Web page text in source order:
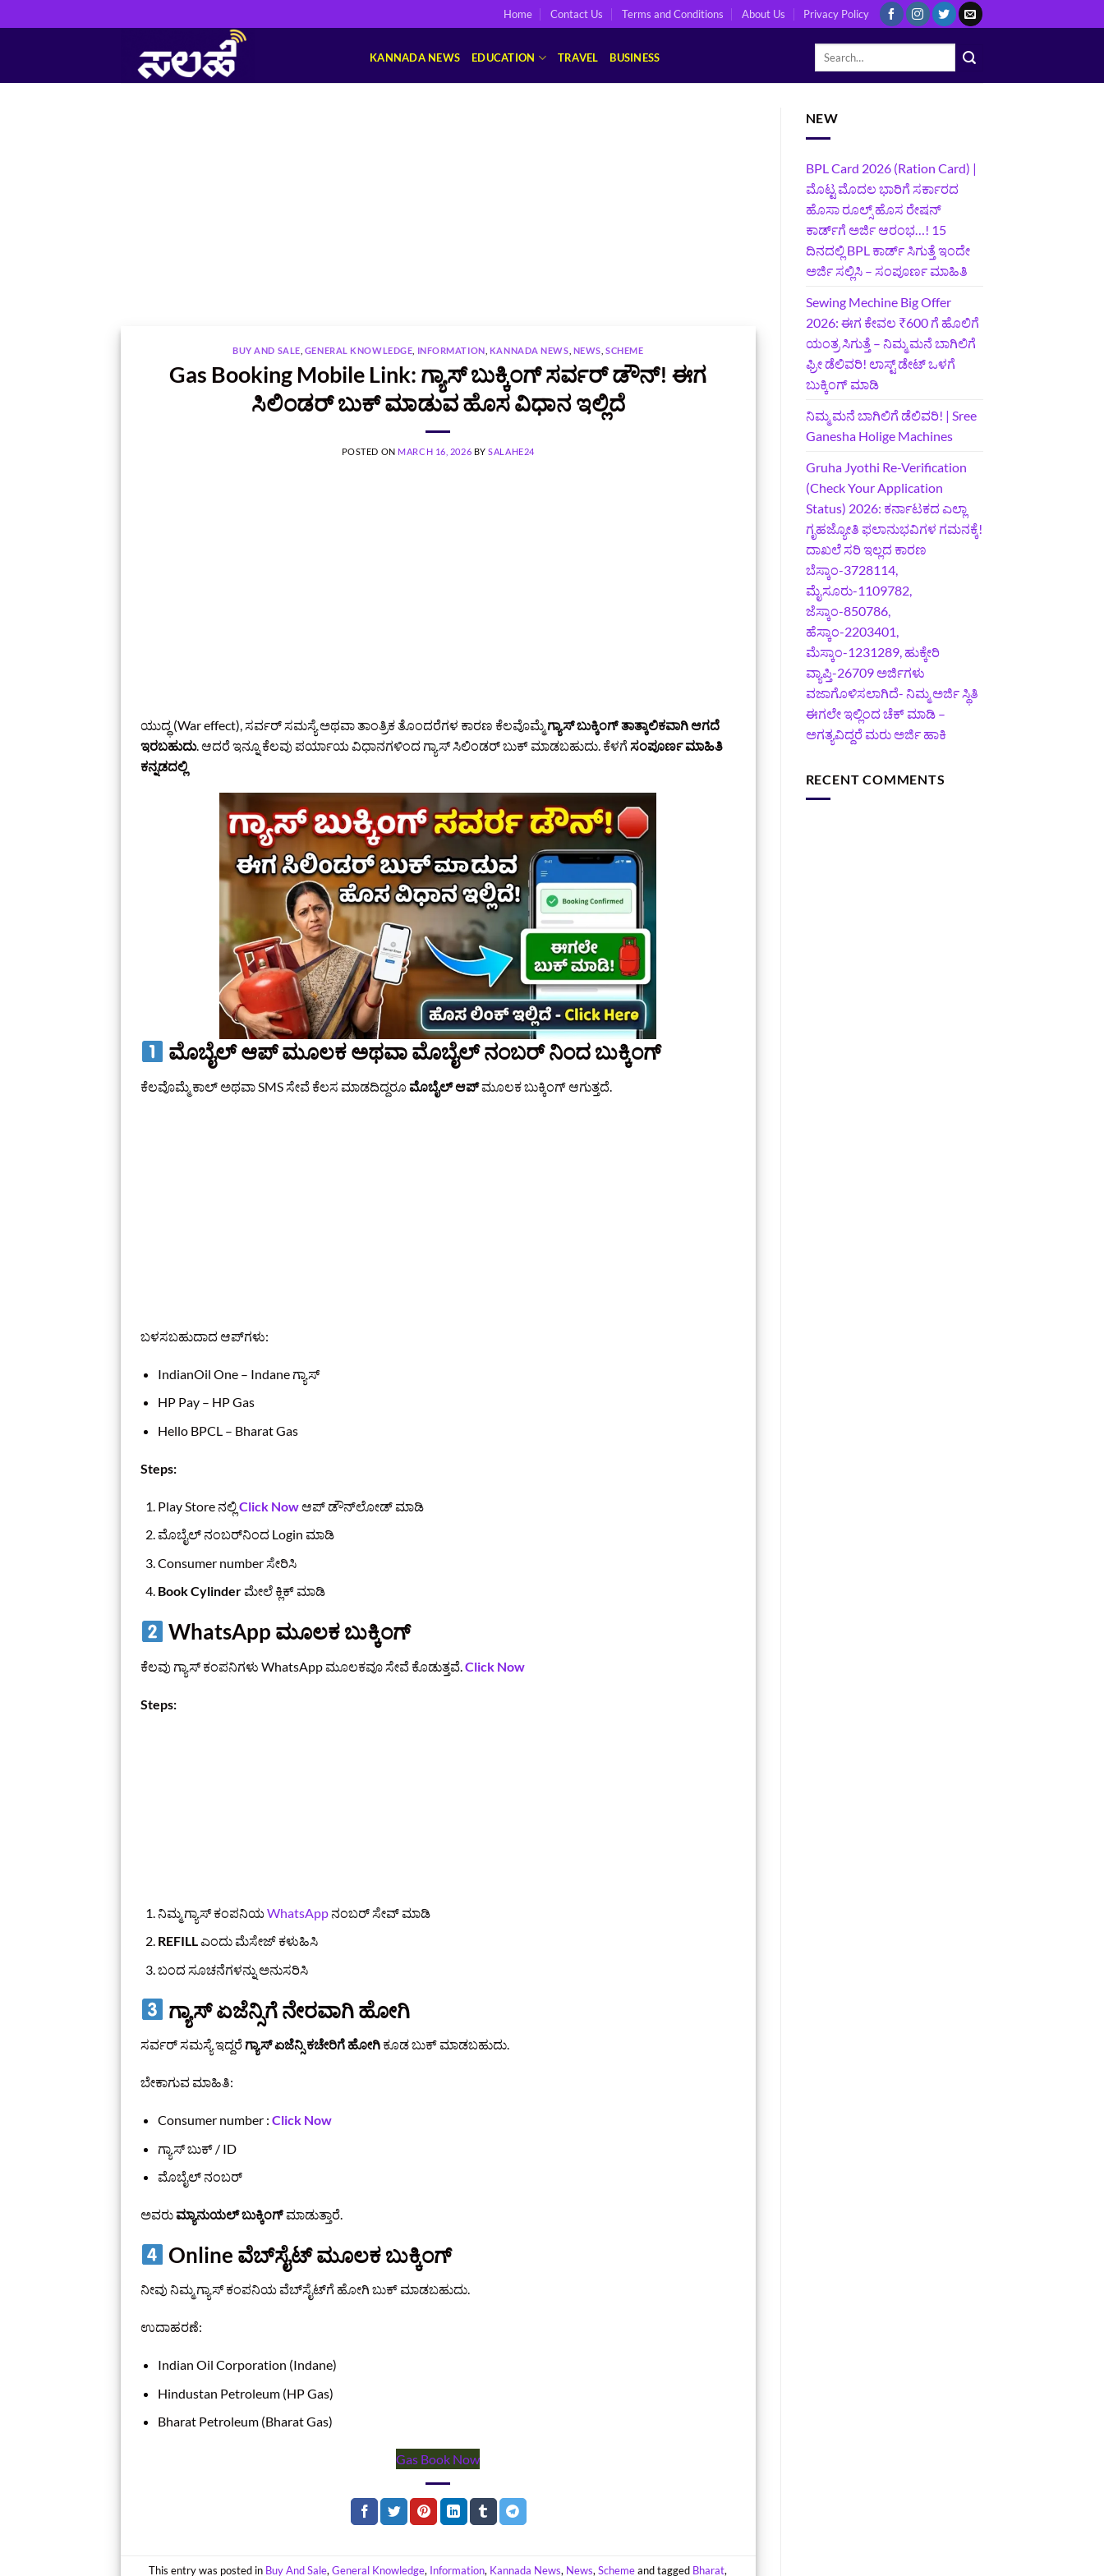
to
Home Contact Us Terms and Conditions About Us Privacy Policy
KANNADA NEWS EDUCATION TRAVEL BUSINESS
BUY AND SALE GENERAL KNOWLEDGE INFORMATION KANNADA NEWS NEWS ,SCHEME
Gas Booking Mobile Link: ಗ್ಯಾಸ್ ಬುಕ್ಕಿಂಗ್ ಸರ್ವರ್ ಡೌನ್! ಈಗ
ಸಿಲಿಂಡರ್ ಬುಕ್ ಮಾಡುವ ಹೊಸ ವಿಧಾನ ಇಲ್ಲಿದೆ
POSTED ON MARCH 16, 2026 BYSALAHE24
ಯುದ್ಧ (War effect), ಸರ್ವರ್ ಸಮಸ್ಯೆ ಅಥವಾ ತಾಂತ್ರಿಕ ತೊಂದರೆಗಳ ಕಾರಣ ಕೆಲವೊಮ್ಮೆ ಗ್ಯಾಸ್ ಬುಕ್ಕಿಂಗ್ ತಾತ್ಕಾಲಿಕವಾಗಿ ಆಗದೆ
ಇರಬಹುದು. ಆದರೆ ಇನ್ನೂ ಕೆಲವು ಪರ್ಯಾಯ ವಿಧಾನಗಳಿಂದ ಗ್ಯಾಸ್ ಸಿಲಿಂಡರ್ ಬುಕ್ ಮಾಡಬಹುದು. ಕೆಳಗೆ ಸಂಪೂರ್ಣ ಮಾಹಿತಿ
ಕನ್ನಡದಲ್ಲಿ
ಮೊಬೈಲ್ ಆಪ್ ಮೂಲಕ ಅಥವಾ ಮೊಬೈಲ್‌ ನಂಬರ್‌ ನಿಂದ ಬುಕ್ಕಿಂಗ್
ಕೆಲವೊಮ್ಮೆ ಕಾಲ್ ಅಥವಾ SMS ಸೇವೆ ಕೆಲಸ ಮಾಡದಿದ್ದರೂ ಮೊಬೈಲ್ ಆಪ್ಮೂಲಕ ಬುಕ್ಕಿಂಗ್ ಆಗುತ್ತದೆ.
ಬಳಸಬಹುದಾದ ಆಪ್‌ಗಳು:
IndianOil One – Indane ಗ್ಯಾಸ್
HP Pay – HP Gas
Hello BPCL – Bharat Gas
Steps:
Play Store ನಲ್ಲಿClick Nowಆಪ್ ಡೌನ್‌ಲೋಡ್ ಮಾಡಿ
ಮೊಬೈಲ್ ನಂಬರ್‌ನಿಂದ Login ಮಾಡಿ
Consumer number ಸೇರಿಸಿ
Book Cylinderಮೇಲೆ ಕ್ಲಿಕ್ ಮಾಡಿ
WhatsApp ಮೂಲಕ ಬುಕ್ಕಿಂಗ್
ಕೆಲವು ಗ್ಯಾಸ್ ಕಂಪನಿಗಳು WhatsApp ಮೂಲಕವೂ ಸೇವೆ ಕೊಡುತ್ತವೆ.Click Now
Steps:
ನಿಮ್ಮ ಗ್ಯಾಸ್ ಕಂಪನಿಯWhatsAppನಂಬರ್ ಸೇವ್ ಮಾಡಿ
REFILLಎಂದು ಮೆಸೇಜ್ ಕಳುಹಿಸಿ
ಬಂದ ಸೂಚನೆಗಳನ್ನು ಅನುಸರಿಸಿ
ಗ್ಯಾಸ್ ಏಜೆನ್ಸಿಗೆ ನೇರವಾಗಿ ಹೋಗಿ
ಸರ್ವರ್ ಸಮಸ್ಯೆ ಇದ್ದರೆ ಗ್ಯಾಸ್ ಏಜೆನ್ಸಿ ಕಚೇರಿಗೆ ಹೋಗಿ ಕೂಡ ಬುಕ್ ಮಾಡಬಹುದು.
ಬೇಕಾಗುವ ಮಾಹಿತಿ:
Consumer number : Click Now
ಗ್ಯಾಸ್ ಬುಕ್ / ID
ಮೊಬೈಲ್ ನಂಬರ್
ಅವರು ಮ್ಯಾನುಯಲ್ ಬುಕ್ಕಿಂಗ್ಮಾಡುತ್ತಾರೆ.
Online ವೆಬ್‌ಸೈಟ್ ಮೂಲಕ ಬುಕ್ಕಿಂಗ್
ನೀವು ನಿಮ್ಮ ಗ್ಯಾಸ್ ಕಂಪನಿಯ ವೆಬ್‌ಸೈಟ್‌ಗೆ ಹೋಗಿ ಬುಕ್ ಮಾಡಬಹುದು.
ಉದಾಹರಣೆ:
Indian Oil Corporation (Indane)
Hindustan Petroleum (HP Gas)
Bharat Petroleum (Bharat Gas)
Gas Book Now
This entry was posted in Buy And Sale,General Knowledge, Information, Kannada News, News,Schemeand tagged Bharat,
NEW
BPL Card 2026 (Ration Card) |
ಮೊಟ್ಟ ಮೊದಲ ಭಾರಿಗೆ ಸರ್ಕಾರದ
ಹೊಸಾ ರೂಲ್ಸ್ ಹೊಸ ರೇಷನ್
ಕಾರ್ಡ್‌ಗೆ ಅರ್ಜಿ ಆರಂಭ…! 15
ದಿನದಲ್ಲಿ BPL ಕಾರ್ಡ್ ಸಿಗುತ್ತೆ ಇಂದೇ
ಅರ್ಜಿ ಸಲ್ಲಿಸಿ – ಸಂಪೂರ್ಣ ಮಾಹಿತಿ
Sewing Mechine Big Offer
2026: ಈಗ ಕೇವಲ ₹600 ಗೆ ಹೊಲಿಗೆ
ಯಂತ್ರ ಸಿಗುತ್ತೆ – ನಿಮ್ಮ ಮನೆ ಬಾಗಿಲಿಗೆ‍
ಫ್ರೀ ಡೆಲಿವರಿ! ಲಾಸ್ಟ್‌ ಡೇಟ್‌ ಒಳಗೆ
ಬುಕ್ಕಿಂಗ್‌ ಮಾಡಿ
ನಿಮ್ಮ ಮನೆ ಬಾಗಿಲಿಗೆ ಡೆಲಿವರಿ! | Sree
Ganesha Holige Machines
Gruha Jyothi Re-Verification
(Check Your Application
Status) 2026: ಕರ್ನಾಟಕದ ಎಲ್ಲಾ
ಗೃಹಜ್ಯೋತಿ ಫಲಾನುಭವಿಗಳ ಗಮನಕ್ಕೆ!
ದಾಖಲೆ ಸರಿ ಇಲ್ಲದ ಕಾರಣ
ಬೆಸ್ಕಾಂ-3728114,
ಮೈಸೂರು-1109782,
ಜೆಸ್ಕಾಂ-850786,
ಹೆಸ್ಕಾಂ-2203401,
ಮೆಸ್ಕಾಂ-1231289, ಹುಕ್ಕೇರಿ
ವ್ಯಾಪ್ತಿ-26709 ಅರ್ಜಿಗಳು
ವಜಾಗೊಳಿಸಲಾಗಿದೆ- ನಿಮ್ಮ ಅರ್ಜಿ ಸ್ಥಿತಿ
ಈಗಲೇ ಇಲ್ಲಿಂದ ಚೆಕ್ ಮಾಡಿ –
ಅಗತ್ಯವಿದ್ದರೆ ಮರು ಅರ್ಜಿ ಹಾಕಿ
RECENT COMMENTS